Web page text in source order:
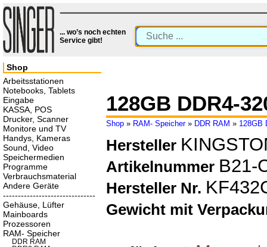
... wo’s noch echten
Service gibt!
128GB DDR4-
Shop » RAM- Speicher» DDR RAM » 128GB
Hersteller
Artikelnummer B21-
Hersteller Nr.
Gewicht mit
Shop
Arbeitsstationen
Notebooks, Tablets
Eingabe
KASSA, POS
Drucker, Scanner
Monitore und TV
Handys, Kameras
Sound, Video
Speichermedien
Programme
Verbrauchsmaterial
Andere Geräte
-------------------------------
Gehäuse, Lüfter
Mainboards
Prozessoren
RAM- Speicher
DDR RAM